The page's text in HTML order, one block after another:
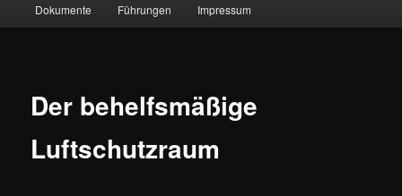
Dokumente Führungen Impressum
Der behelfsmäßige
Luftschutzraum